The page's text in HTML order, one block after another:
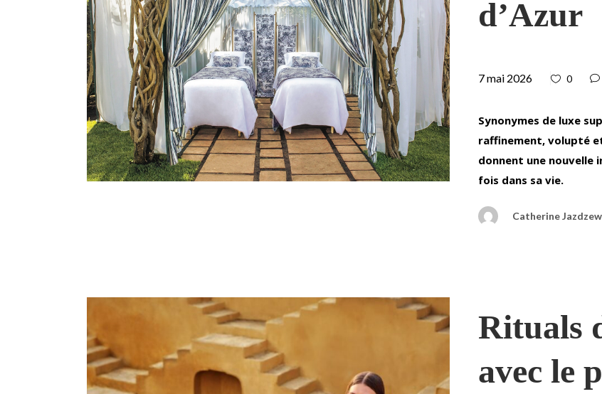
d’Azur
7 mai 2026 0
Synonymes de luxe
raffinement, volupté
donnent une nouvelle
fois dans sa vie.
Catherine
Rituals
avec le